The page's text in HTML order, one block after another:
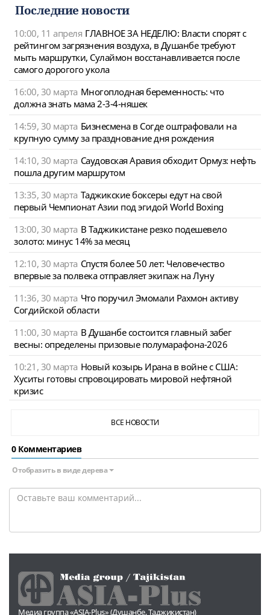
Последние новости
10:00, 11 апреля ГЛАВНОЕ ЗА НЕДЕЛЮ: Власти спорят с
рейтингом загрязнения воздуха, в Душанбе требуют
мыть маршрутки, Сулаймон восстанавливается после
самого дорогого укола
16:00, 30 марта Многоплодная беременность: что
должна знать мама 2-3-4-няшек
14:59, 30 марта Бизнесмена в Согде оштрафовали на
крупную сумму за празднование дня рождения
14:10, 30 марта Саудовская Аравия обходит Ормуз: нефть
пошла другим маршрутом
13:35, 30 марта Таджикские боксеры едут на свой
первый Чемпионат Азии под эгидой World Boxing
13:00, 30 марта В Таджикистане резко подешевело
золото: минус 14% за месяц
12:10, 30 марта Спустя более 50 лет: Человечество
впервые за полвека отправляет экипаж на Луну
11:36, 30 марта Что поручил Эмомали Рахмон активу
Согдийской области
11:00, 30 марта В Душанбе состоится главный забег
весны: определены призовые полумарафона-2026
10:21, 30 марта Новый козырь Ирана в войне с США:
Хуситы готовы спровоцировать мировой нефтяной
кризис
ВСЕ НОВОСТИ
0 Комментариев
Отобразить в виде дерева
Медиа группа «ASIA-Plus» (Душанбе, Таджикистан)